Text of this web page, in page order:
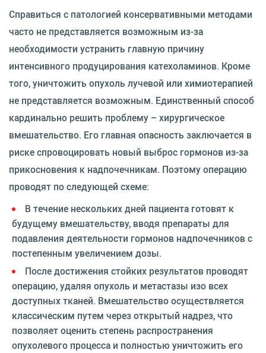
Справиться с патологией консервативными методами
часто не представляется возможным из-за
необходимости устранить главную причину
интенсивного продуцирования катехоламинов. Кроме
того, уничтожить опухоль лучевой или химиотерапией
не представляется возможным. Единственный способ
кардинально решить проблему – хирургическое
вмешательство. Его главная опасность заключается в
риске спровоцировать новый выброс гормонов из-за
прикосновения к надпочечникам. Поэтому операцию
проводят по следующей схеме:
В течение нескольких дней пациента готовят к
будущему вмешательству, вводя препараты для
подавления деятельности гормонов надпочечников с
постепенным увеличением дозы.
После достижения стойких результатов проводят
операцию, удаляя опухоль и метастазы изо всех
доступных тканей. Вмешательство осуществляется
классическим путем через открытый надрез, что
позволяет оценить степень распространения
опухолевого процесса и полностью уничтожить его